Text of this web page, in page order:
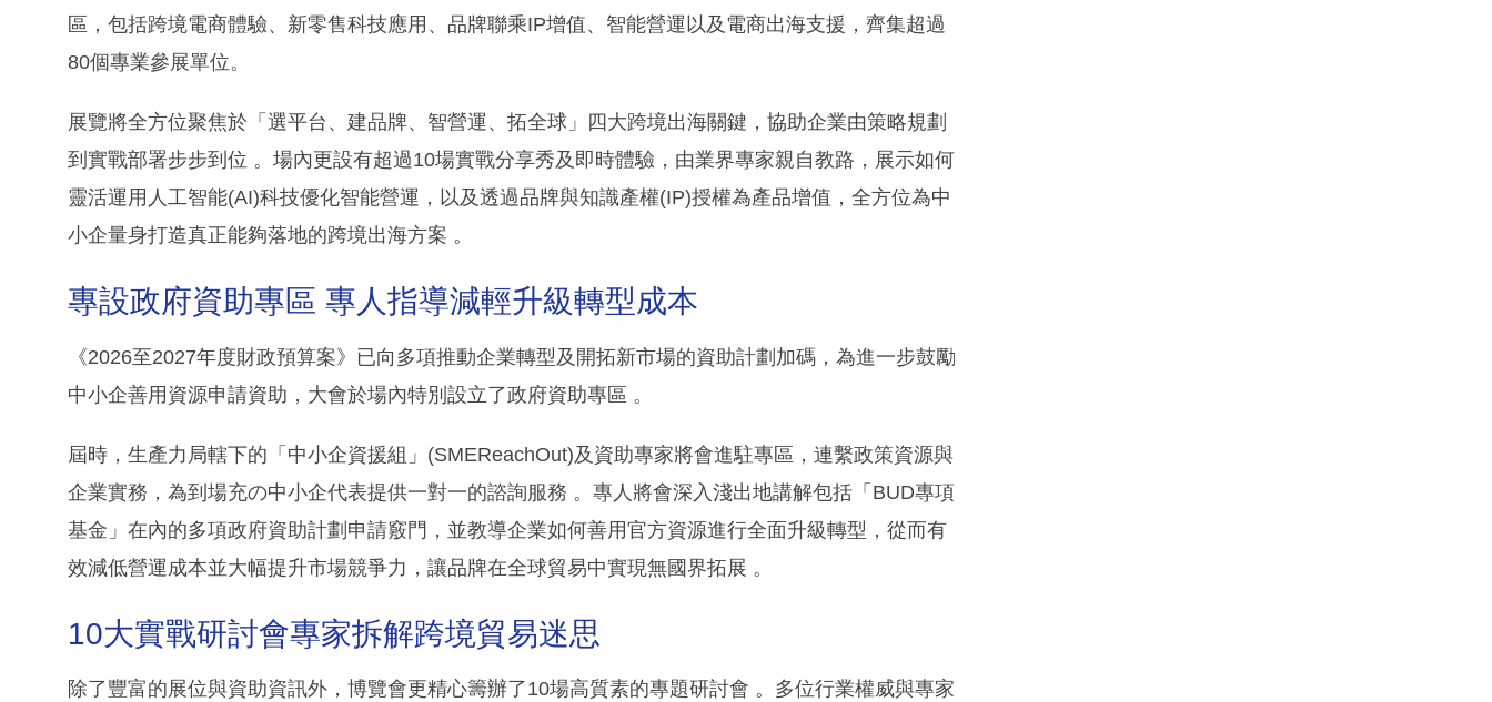
區，包括跨境電商體驗、新零售科技應用、品牌聯乘IP增值、智能營運以及電商出海支援，齊集超過
80個專業參展單位。
展覽將全方位聚焦於「選平台、建品牌、智營運、拓全球」四大跨境出海關鍵，協助企業由策略規劃
到實戰部署步步到位 。場內更設有超過10場實戰分享秀及即時體驗，由業界專家親自教路，展示如何
靈活運用人工智能(AI)科技優化智能營運，以及透過品牌與知識產權(IP)授權為產品增值，全方位為中
小企量身打造真正能夠落地的跨境出海方案 。
專設政府資助專區 專人指導減輕升級轉型成本
《2026至2027年度財政預算案》已向多項推動企業轉型及開拓新市場的資助計劃加碼，為進一步鼓勵
中小企善用資源申請資助，大會於場內特別設立了政府資助專區 。
屆時，生產力局轄下的「中小企資援組」(SMEReachOut)及資助專家將會進駐專區，連繫政策資源與
企業實務，為到場充の中小企代表提供一對一的諮詢服務 。專人將會深入淺出地講解包括「BUD專項
基金」在內的多項政府資助計劃申請竅門，並教導企業如何善用官方資源進行全面升級轉型，從而有
效減低營運成本並大幅提升市場競爭力，讓品牌在全球貿易中實現無國界拓展 。
10大實戰研討會專家拆解跨境貿易迷思
除了豐富的展位與資助資訊外，博覽會更精心籌辦了10場高質素的專題研討會 。多位行業權威與專家